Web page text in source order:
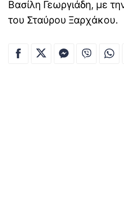
Βασίλη Γεωργιάδη, με
του Σταύρου Ξαρχάκου.